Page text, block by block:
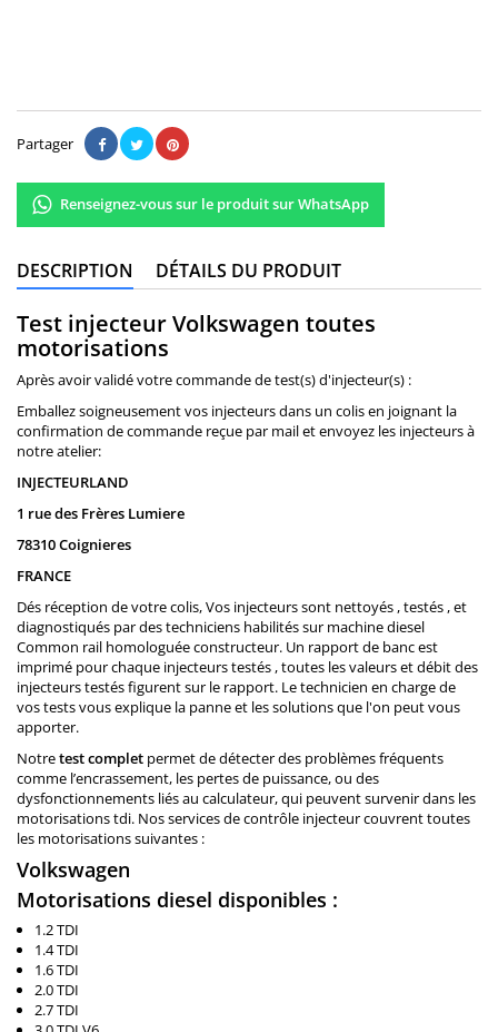
Partager
Renseignez-vous sur le produit sur WhatsApp
DESCRIPTION DÉTAILS DU PRODUIT
Test injecteur Volkswagen toutes
motorisations
Après avoir validé votre commande de test(s) d'injecteur(s) :
Emballez soigneusement vos injecteurs dans un colis en joignant la
confirmation de commande reçue par mail et envoyez les injecteurs à
notre atelier:
INJECTEURLAND
1 rue des Frères Lumiere
78310 Coignieres
FRANCE
Dés réception de votre colis, Vos injecteurs sont nettoyés , testés , et
diagnostiqués par des techniciens habilités sur machine diesel
Common rail homologuée constructeur. Un rapport de banc est
imprimé pour chaque injecteurs testés , toutes les valeurs et débit des
injecteurs testés figurent sur le rapport. Le technicien en charge de
vos tests vous explique la panne et les solutions que l'on peut vous
apporter.
Notretest complet permet de détecter des problèmes fréquents
comme l’encrassement, les pertes de puissance, ou des
dysfonctionnements liés au calculateur, qui peuvent survenir dans les
motorisations tdi. Nos services de contrôle injecteur couvrent toutes
les motorisations suivantes :
Volkswagen
Motorisations diesel disponibles :
1.2 TDI
1.4 TDI
1.6 TDI
2.0 TDI
2.7 TDI